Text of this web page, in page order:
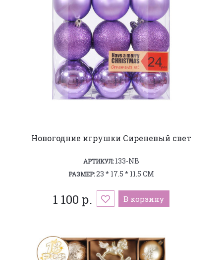
Новогодние игрушки Сиреневый свет
АРТИКУЛ:133-NB
РАЗМЕР:23 * 17.5 * 11.5 СМ
1 100 р. В корзину